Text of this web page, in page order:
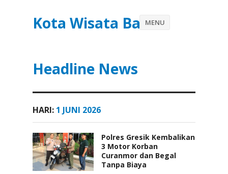
Kota Wisata Batu
Headline News
MENU
HARI: 1 JUNI 2026
Polres Gresik Kembalikan
3 Motor Korban
Curanmor dan Begal
Tanpa Biaya